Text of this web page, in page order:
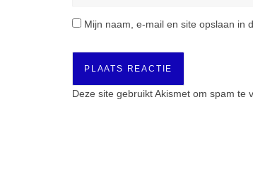
Mijn naam, e-mail en site opslaan in
Deze site gebruikt Akismet om spam te